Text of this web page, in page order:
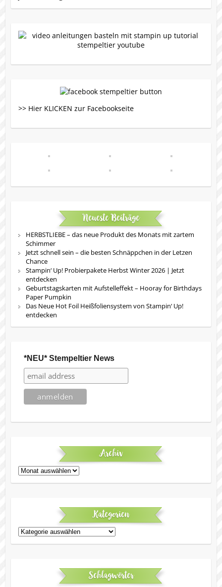
>> Hier KLICKEN zur Facebookseite
Neueste Beiträge
HERBSTLIEBE – das neue Produkt des Monats mit zartem
Schimmer
Jetzt schnell sein – die besten Schnäppchen in der Letzen
Chance
Stampin‘ Up! Probierpakete Herbst Winter 2026 | Jetzt
entdecken
Geburtstagskarten mit Aufstelleffekt – Hooray for Birthdays
Paper Pumpkin
Das Neue Hot Foil Heißfoliensystem von Stampin‘ Up!
entdecken
*NEU* Stempeltier News
Archiv
Archiv
Kategorien
Kategorien
Schlagwörter